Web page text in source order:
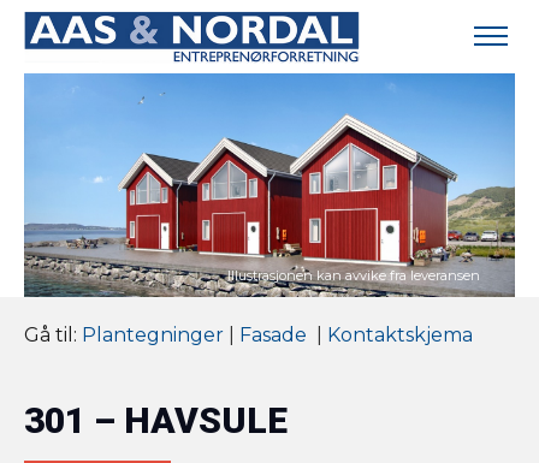
Gå til: Plantegninger Fasade Kontaktskjema
301 – HAVSULE